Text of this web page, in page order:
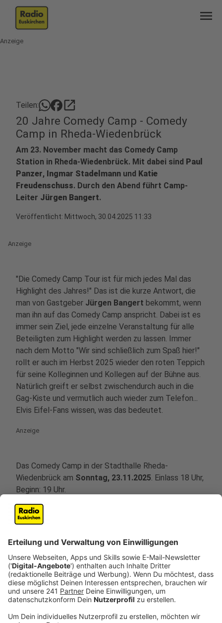
menu
Anzeige
Teilen: open_in_new
20 Jahre Comedy Camp - Comedy
Camp in Rheda-Wiedenbrück
Am 23. November macht das Comedy Camp
Station in Rheda-Wiedenbrück. Mit dabei sind Paul
Panzer, Ingmar Stadelmann und Katie
Freudenschuss. Durch den Abend führt Camp-
Leiter Jürgen Bangert.
Veröffentlicht: Mittwoch, 30.04.2025 11:33
Anzeige
"Die Comedy Camp Tour ist für mich jedes Mal das
Highlight des Jahres!" Das ist die kurze Antwort, die
man von Gastgeber Jürgen Bangert bekommt, wenn
man ihn auf das Comedy Camp anspricht. Dabei ist es
immer sein Ziel, jede einzelne Veranstaltung für alle
Beteiligten zum Highlight werden zu lassen. Immer
nach dem Motto "Wir sind schließlich zum Spaß hier!"
rollt er auch im Herbst 2025 wieder den roten Teppich
für seine Kolleginnen und Kollegen auf der Bühne aus.
Natürlich greift er selbst zwischendurch auch in die
Gag-Kiste und vermutlich auch wieder zum Telefon...
Elvis Eifel-Fans wissen, was das bedeutet.
Anzeige
Das Comedy Camp in der Stadthalle Rheda-
Wiedenbrück am Sonntag, 23.11.2025. Einlass 18 Uhr,
Beginn: 19 Uhr.
Anzeige
Anzeige
Die Comedy-Camper
Anzeige